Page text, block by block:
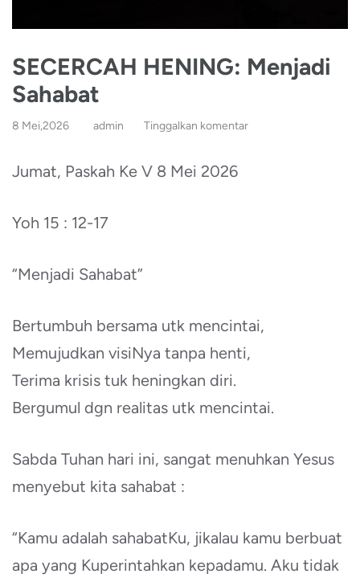
SECERCAH HENING: Menjadi
Sahabat
8 Mei,2026 admin Tinggalkan komentar
Jumat, Paskah Ke V 8 Mei 2026
Yoh 15 : 12-17
“Menjadi Sahabat”
Bertumbuh bersama utk mencintai,
Memujudkan visiNya tanpa henti,
Terima krisis tuk heningkan diri.
Bergumul dgn realitas utk mencintai.
Sabda Tuhan hari ini, sangat menuhkan Yesus
menyebut kita sahabat :
“Kamu adalah sahabatKu, jikalau kamu berbuat
apa yang Kuperintahkan kepadamu. Aku tidak